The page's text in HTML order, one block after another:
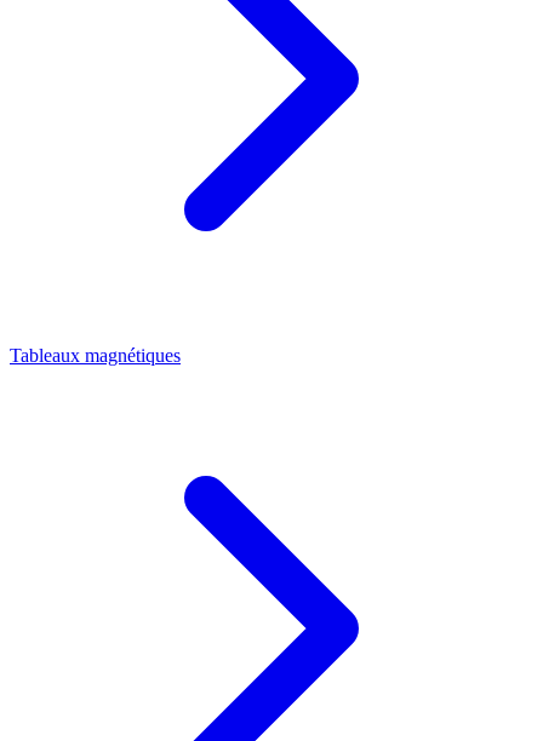
Tableaux magnétiques